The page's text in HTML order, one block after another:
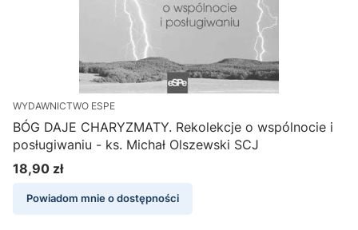
WYDAWNICTWO ESPE
BÓG DAJE CHARYZMATY. Rekolekcje o wspólnocie i
posługiwaniu - ks. Michał Olszewski SCJ
Cena
18,90 zł
Powiadom mnie o dostępności